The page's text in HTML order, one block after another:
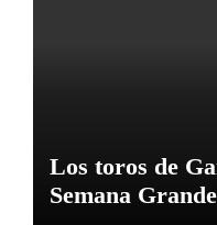
Los toros de
Semana